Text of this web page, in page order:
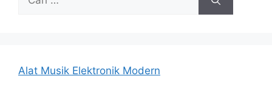
Alat Musik Elektronik Modern